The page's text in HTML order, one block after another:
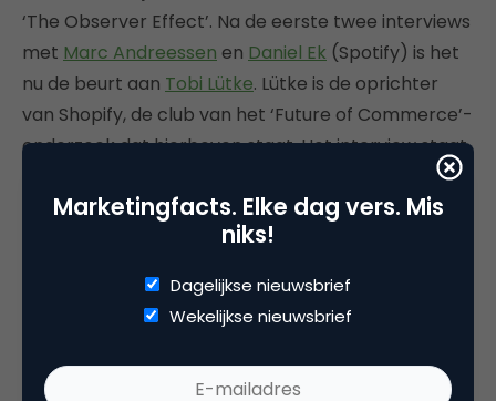
‘The Observer Effect’. Na de eerste twee interviews
met Marc Andreessen en Daniel Ek (Spotify) is het
nu de beurt aan Tobi Lütke. Lütke is de oprichter
van Shopify, de club van het ‘Future of Commerce’-
onderzoek dat hierboven staat. Het interview staat
net als de vorige keer vol met mooie (persoonlijke)
inzichten, vergezichten en lessen. Dan kan het niet
anders dan dat er voor iedereen wel weer wat te
Marketingfacts. Elke dag vers. Mis
niks!
Dagelijkse nieuwsbrief
Wekelijkse nieuwsbrief